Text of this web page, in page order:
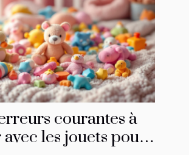
courantes à
les jouets pour